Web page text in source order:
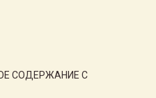
СОДЕРЖАНИЕ С